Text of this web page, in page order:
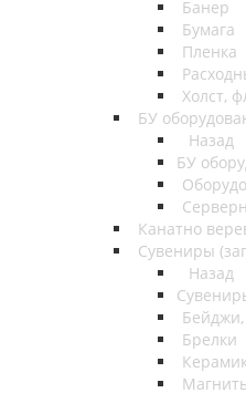
Банер
Бумага
Пленка
Холст,
БУ
Назад
БУ
Канатно
Сувениры
Назад
Бейджи,
Брелки